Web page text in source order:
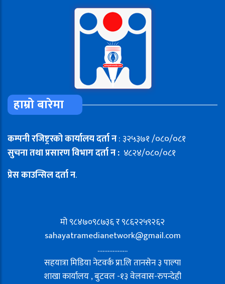
हाम्रो बारेमा
कम्पनी रजिष्ट्ररको कार्यालय दर्ता न: ३२५३७१ /०८०/०८१
सुचना तथा प्रसारण विभाग दर्ता न : ४८२४/०८०/०८१
प्रेस काउन्सिल दर्ता न.
मो ९८४७०९८७३६ र ९८६२२५९२६२
sahayatramedianetwork@gmail.com
………………
सहयात्रा मिडिया नेटवर्क प्रा.लि तानसेन ३ पाल्पा
शाखा कार्यालय , बुटवल -१३ वेलवास-रुपन्देही